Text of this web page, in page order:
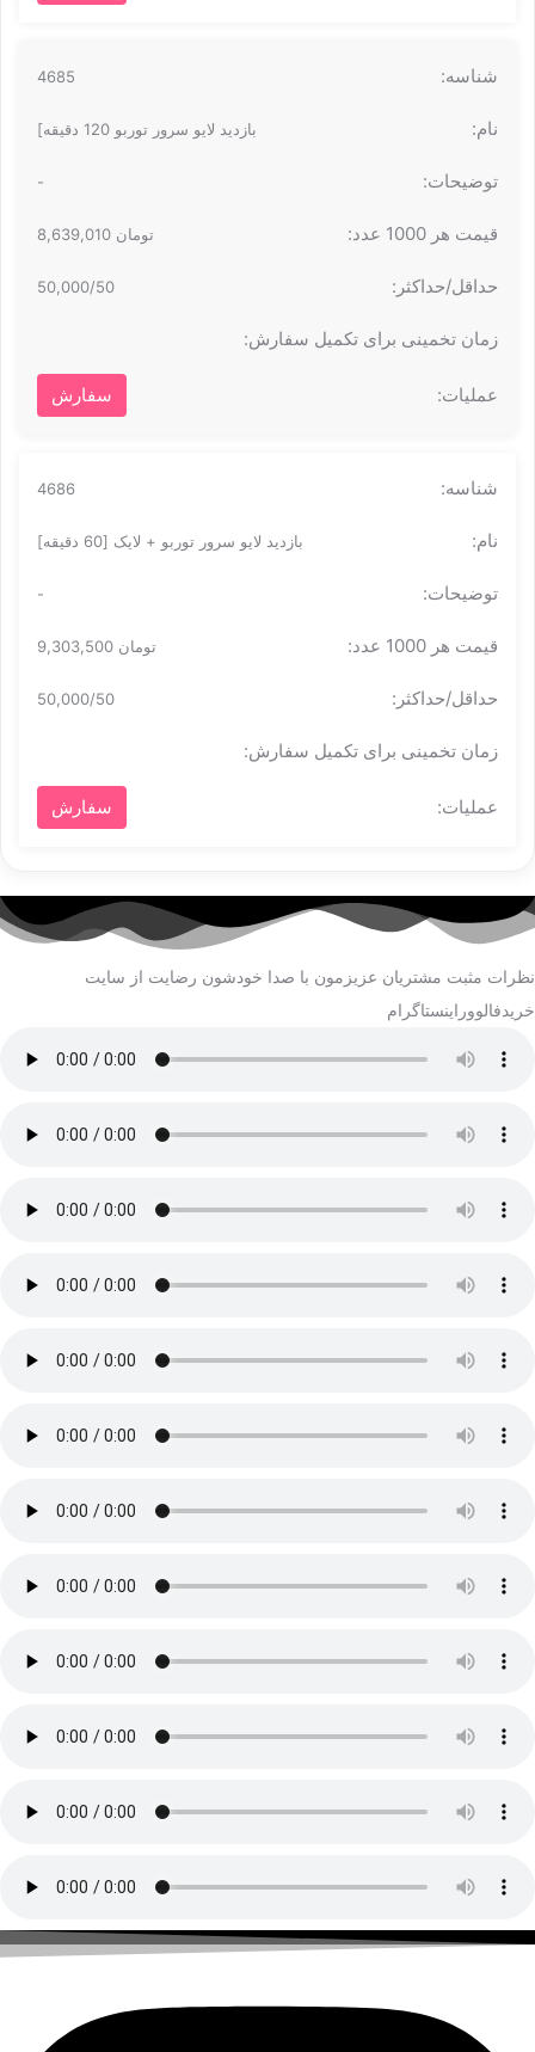
4685
بازدید لایو سرور توربو 120 دقیقه]
-
تومان 8,639,010
50,000/50
سفارش
4686
بازدید لایو سرور توربو + لایک [60 دقیقه]
-
تومان 9,303,500
50,000/50
سفارش
نظرات مثبت مشتریان عزیزمون با صدا خودشون رضایت از سایت
خریدفالووراینستاگرام